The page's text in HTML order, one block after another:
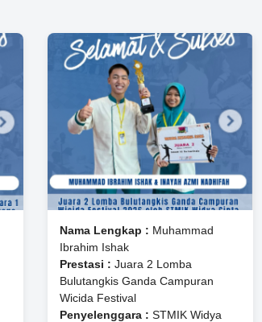
Nama Lengkap : Muhammad
Ibrahim Ishak
Prestasi : Juara 2 Lomba
Bulutangkis Ganda Campuran
Wicida Festival
Penyelenggara : STMIK Widya